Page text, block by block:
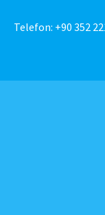
Telefon: +90 352